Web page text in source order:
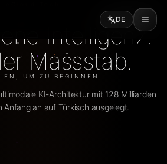
DE
DE
ene Intelligenz.
ler Massstab.
KI-Architektur mit 128 Milliarden
Anfang an auf Türkisch ausgelegt.
UM ZU BEGINNEN